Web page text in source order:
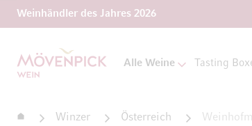
Weinhändler des Jahres 2026
Zur Startseite
Alle Weine Tasting
StartseiteWinzer Österreich